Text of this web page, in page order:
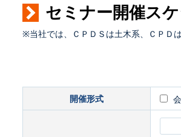
セミナー開催ス
※当社では、ＣＰＤＳは土木系、ＣＰＤ
開催形式